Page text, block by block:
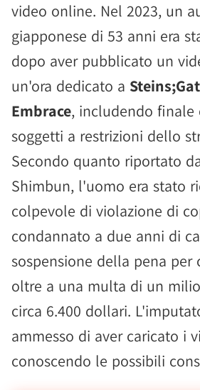
video online. Nel 2023, un
giapponese di 53 anni era
dopo aver pubblicato un
un'ora dedicato a
Embrace, includendo finale
soggetti a restrizioni dello
Secondo quanto riportato
Shimbun, l'uomo era stato
colpevole di violazione di
condannato a due anni di
sospensione della pena per
oltre a una multa di un
circa 6.400 dollari.
ammesso di aver caricato i
conoscendo le possibili